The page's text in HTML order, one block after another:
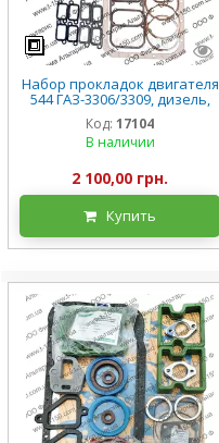
Набор прокладок двигателя
544 ГАЗ-3306/3309, дизель,
полный с РТИ, Премиум
Код: 17104
В наличии
2 100,00 грн.
Купить